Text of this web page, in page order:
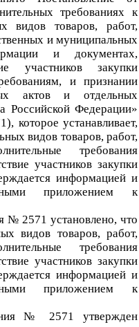
требованиях к
видов товаров, работ,
и муниципальных
и документах,
участников закупки
и признании
актов и отдельных
Российской Федерации»
которое устанавливает,
видов товаров, работ,
требования
участников закупки
информацией и
приложением к
№ 2571 установлено, что
видов товаров, работ,
требования
участников закупки
информацией и
приложением к
№ 2571 утвержден